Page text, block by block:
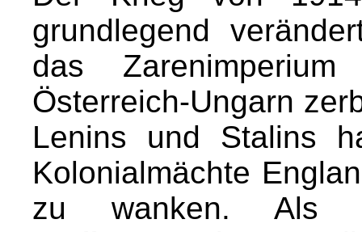
grundlegend
das
Österreich-Ungarn
Lenins und Stalins
Kolonialmächte
zu wanken. Als